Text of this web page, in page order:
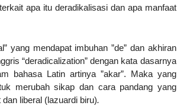
apa itu deradikalisasi dan apa manfaat
yang mendapat imbuhan ”de” dan akhiran
“deradicalization” dengan kata dasarnya
bahasa Latin artinya ”akar”. Maka yang
merubah sikap dan cara pandang yang
liberal (lazuardi biru).